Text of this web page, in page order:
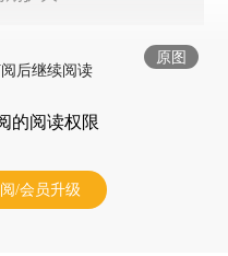
原图
后继续阅读
的阅读权限
/会员升级